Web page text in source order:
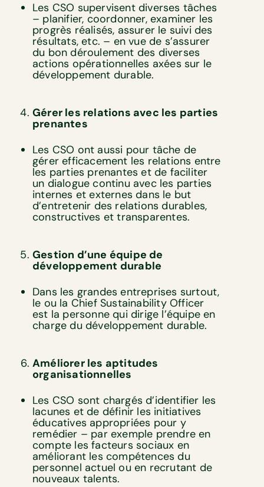
Les CSO supervisent diverses tâches
– planifier, coordonner, examiner les
progrès réalisés, assurer le suivi des
résultats, etc. – en vue de s’assurer
du bon déroulement des diverses
actions opérationnelles axées sur le
développement durable.
Gérer les relations avec les parties
prenantes
Les CSO ont aussi pour tâche de
gérer efficacement les relations entre
les parties prenantes et de faciliter
un dialogue continu avec les parties
internes et externes dans le but
d’entretenir des relations durables,
constructives et transparentes.
Gestion d’une équipe de
développement durable
Dans les grandes entreprises surtout,
le ou la Chief Sustainability Officer
est la personne qui dirige l’équipe en
charge du développement durable.
Améliorer les aptitudes
organisationnelles
Les CSO sont chargés d’identifier les
lacunes et de définir les initiatives
éducatives appropriées pour y
remédier – par exemple prendre en
compte les facteurs sociaux en
améliorant les compétences du
personnel actuel ou en recrutant de
nouveaux talents.